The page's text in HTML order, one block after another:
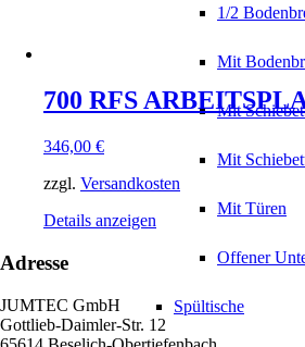
1/2
Mit
Mit
Mit
Mit Türen
Offener
Spültische
700 RFS
346,00 €
zzgl. Versandkosten
Details anzeigen
Adresse
JUMTEC GmbH
Gottlieb-Daimler-Str. 12